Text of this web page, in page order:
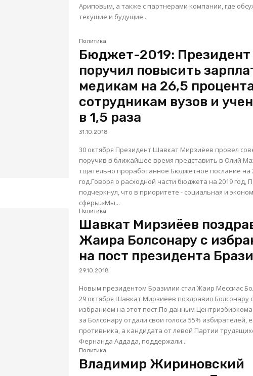
Ариповым, а также с партнерами компании, где
текущие и будущие...
Политика
Бюджет-2019: Президент
поручил повысить
медикам на 26,5
сотрудникам вузов и
в 1,5 раза
31.10.2018
30 октября Президент Шавкат Мирзиёев провел
поручив в ближайшее время представить в Олий
тщательно проработанное Бюджетное послание на
год.Говоря о расходной части бюджета на 2019 год,
подчеркнул, что в приоритете - социальная и
сферы.«Мы...
Политика
Шавкат Мирзиёев
Жаира Болсонару с
на пост президента
29.10.2018
Новым президентом Бразилии стал Жаир Мессиас
29 октября Шавкат Мирзиёев поздравил Болсонару с
избранием на этот пост.По данным
за Болсонару отдали свои голоса 55% избирателей,
противника, а кандидата от левой Партии
Фернанда Аддада, поддержали...
Политика
Владимир Жириновский